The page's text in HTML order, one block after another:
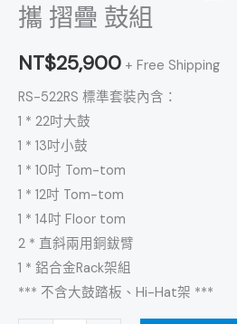
攜 摺疊 鼓組
NT$25,900 + Free Shipping
RS-522RS 標準套裝內含：
1 * 22吋大鼓
1 * 13吋小鼓
1 * 10吋 Tom-tom
1 * 12吋 Tom-tom
1 * 14吋 Floor tom
2 * 直斜兩用銅鈸臂
1 * 鋁合金Rack架組
*** 不含大鼓踏板、Hi-Hat架 ***